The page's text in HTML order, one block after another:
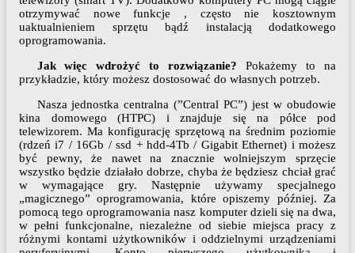
otrzymywać nowe funkcje , często nie kosztownym
uaktualnieniem sprzętu bądź instalacją dodatkowego
oprogramowania.
Jak więc wdrożyć to rozwiązanie?Pokażemy to na
przykładzie, który możesz dostosować do własnych potrzeb.
Nasza jednostka centralna (”Central PC”) jest w obudowie
kina domowego (HTPC) i znajduje się na półce pod
telewizorem. Ma konfigurację sprzętową na średnim poziomie
(rdzeń i7 / 16Gb / ssd + hdd-4Tb / Gigabit Ethernet) i możesz
być pewny, że nawet na znacznie wolniejszym sprzęcie
wszystko będzie działało dobrze, chyba że będziesz chciał grać
w wymagające gry. Następnie używamy specjalnego
„magicznego” oprogramowania, które opiszemy później. Za
pomocą tego oprogramowania nasz komputer dzieli się na dwa,
w pełni funkcjonalne, niezależne od siebie miejsca pracy z
różnymi kontami użytkowników i oddzielnymi urządzeniami